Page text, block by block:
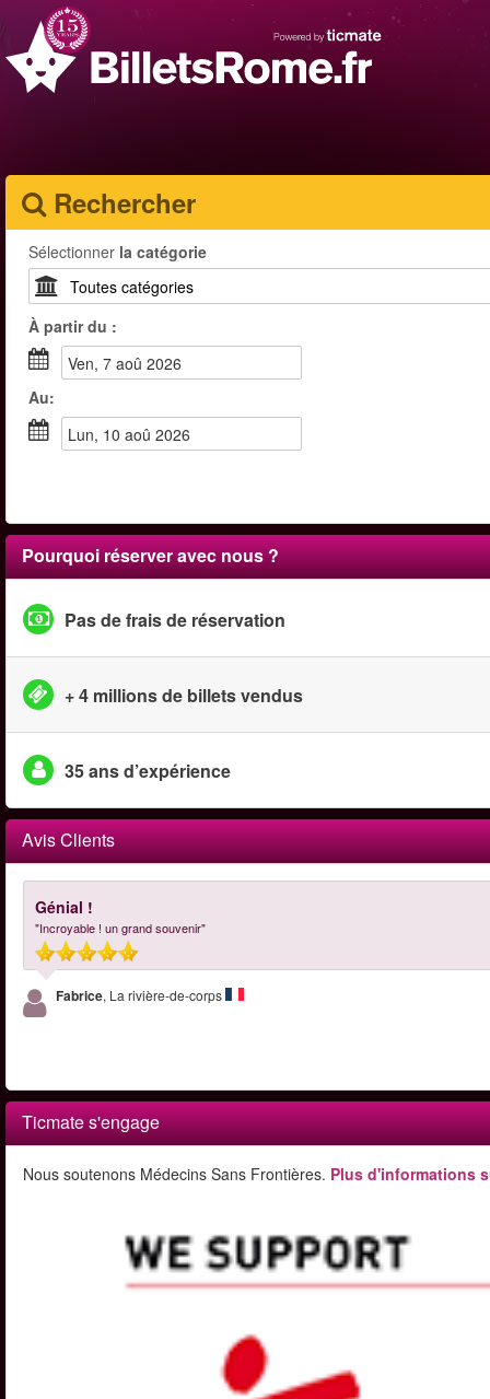
Rechercher
Sélectionner la catégorie
À partir du :
ven, 7 aoû 2026
Au:
lun, 10 aoû 2026
Pourquoi réserver avec nous ?
Pas de frais de réservation
+ 4 millions de billets vendus
35 ans d’expérience
Avis Clients
Génial !
"Incroyable ! un grand souvenir"
Fabrice, La rivière-de-corps
Ticmate s'engage
Nous soutenons Médecins Sans Frontières. Plus d'informations